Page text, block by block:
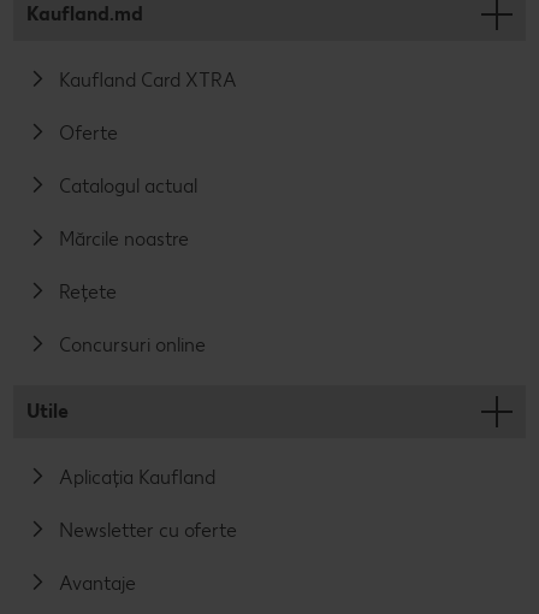
Kaufland.md
Kaufland Card XTRA
Oferte
Catalogul actual
Mărcile noastre
Rețete
Concursuri online
Utile
Aplicația Kaufland
Newsletter cu oferte
Avantaje